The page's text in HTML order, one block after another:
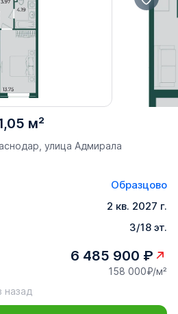
м²
улица Адмирала
Образцово
2 кв. 2027 г.
3/18 эт.
6 485 900 ₽
158 000₽/м²
назад